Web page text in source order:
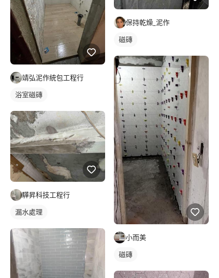
靖弘泥作統包工程行
浴室磁磚
驊昇科技工程行
漏水處理
保持乾燥_泥作
磁磚
小而美
磁磚